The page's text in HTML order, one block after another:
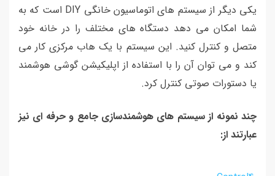
یکی دیگر از سیستم های اتوماسیون خانگی DIY است که به
شما امکان می دهد دستگاه های مختلف را در خانه خود
متصل و کنترل کنید. این سیستم با یک هاب مرکزی کار می
کند و می توان آن را با استفاده از اپلیکیشن گوشی هوشمند
یا دستورات صوتی کنترل کرد.
چند نمونه از سیستم های هوشمندسازی جامع و حرفه ای نیز
عبارتند از: